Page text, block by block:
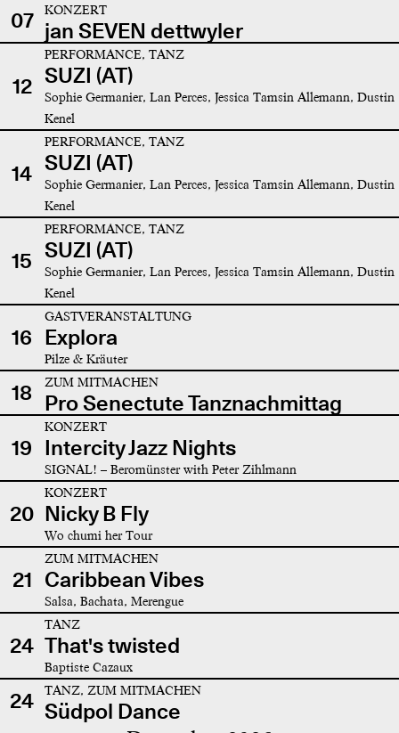
07
KONZERT
jan SEVEN dettwyler
12
PERFORMANCE, TANZ
SUZI (AT)
Sophie Germanier, Lan Perces, Jessica Tamsin Allemann, Dustin
Kenel
14
PERFORMANCE, TANZ
SUZI (AT)
Sophie Germanier, Lan Perces, Jessica Tamsin Allemann, Dustin
Kenel
15
PERFORMANCE, TANZ
SUZI (AT)
Sophie Germanier, Lan Perces, Jessica Tamsin Allemann, Dustin
Kenel
16
GASTVERANSTALTUNG
Explora
Pilze & Kräuter
18 ZUM MITMACHEN
Pro Senectute Tanznachmittag
19
KONZERT
Intercity Jazz Nights
SIGNAL! – Beromünster with Peter Zihlmann
20
KONZERT
Nicky B Fly
Wo chumi her Tour
21
ZUM MITMACHEN
Caribbean Vibes
Salsa, Bachata, Merengue
24
TANZ
That's twisted
Baptiste Cazaux
24 TANZ, ZUM MITMACHEN
Südpol Dance